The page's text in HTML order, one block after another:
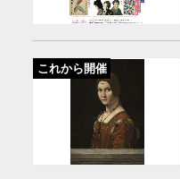
これから開催